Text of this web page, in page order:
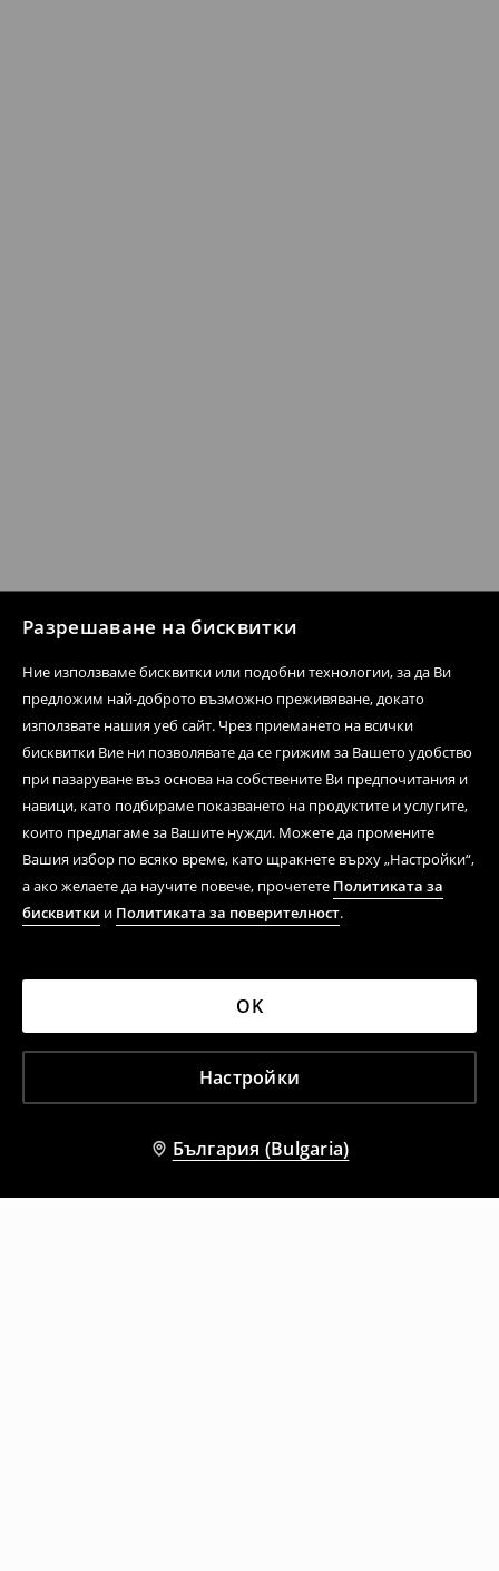
Разрешаване на бисквитки
Ние използваме бисквитки или подобни технологии, за да Ви
предложим най-доброто възможно преживяване, докато
използвате нашия уеб сайт. Чрез приемането на всички
бисквитки Вие ни позволявате да се грижим за Вашето удобство
при пазаруване въз основа на собствените Ви предпочитания и
навици, като подбираме показването на продуктите и услугите,
които предлагаме за Вашите нужди. Можете да промените
Вашия избор по всяко време, като щракнете върху „Настройки“,
а ако желаете да научите повече, прочетете Политиката за
бисквитки и Политиката за поверителност.
Настройки
OK
България (Bulgaria)